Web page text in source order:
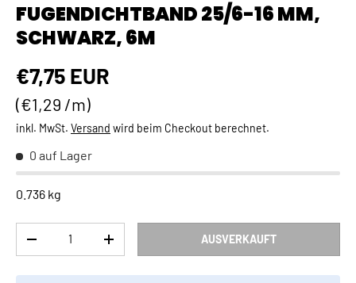
FUGENDICHTBAND 25/6-16 MM,
SCHWARZ, 6M
Normaler Preis
€7,75 EUR
Grundpreis
€1,29 /m
inkl. MwSt. Versand wird beim Checkout berechnet.
0 auf Lager
0.736 kg
MENGE VERRINGERNMENGE ERHÖHEN AUSVERKAUFT